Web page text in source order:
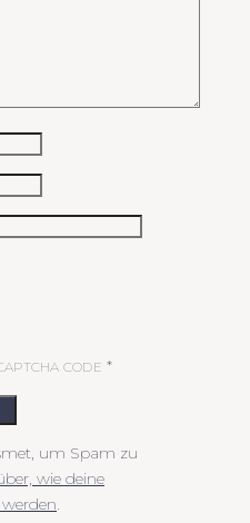
CODE *
um Spam zu
wie deine
.